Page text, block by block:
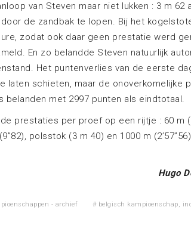
van Steven maar niet lukken : 3 m
de zandbak te lopen. Bij het
zodat ook daar geen prestatie werd
En zo belandde Steven natuurlijk
Het puntenverlies van de eerste
laten schieten, maar de onoverkomelijke
belanden met 2997 punten als eindtotaal.
de prestaties per proef op een rijtje : 60 m
polsstok (3 m 40) en 1000 m
Hugo
- archief # belgisch kampioenschap,